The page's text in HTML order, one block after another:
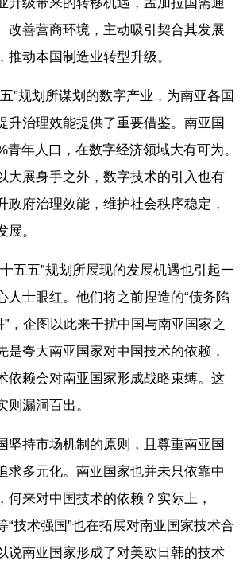
改善营商环境，主动吸引契合其发展
推动本国制造业转型升级。
”规划所谋划的数字产业，为南亚各国
升治理效能提供了重要借鉴。南亚国
青年人口，在数字经济领域大有可为。
大展身手之外，数字技术的引入也有
政府治理效能，维护社会秩序稳定，
展。
五五”规划所展现的发展机遇也引起一
人士眼红。他们将之前捏造的“债务陷
”，企图以此来干扰中国与南亚国家之
是夸大南亚国家对中国技术的依赖，
依赖会对南亚国家形成战略束缚。这
则漏洞百出。
坚持市场机制的原则，且尊重南亚国
求多元化。南亚国家也并未只依靠中
何来对中国技术的依赖？实际上，
“技术强国”也在拓展对南亚国家技术合
说南亚国家形成了对美欧日韩的技术